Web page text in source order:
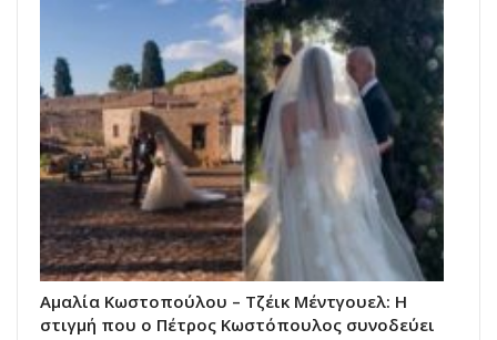
Αμαλία Κωστοπούλου – Τζέικ Μέντγουελ: Η
στιγμή που ο Πέτρος Κωστόπουλος συνοδεύει